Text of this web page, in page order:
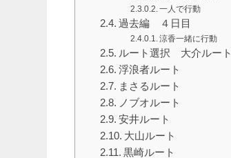
一人で行動
過去編 ４日目
涼香一緒に行動
ルート選択 大介ルート
浮浪者ルート
まさるルート
ノブオルート
安井ルート
大山ルート
黒崎ルート